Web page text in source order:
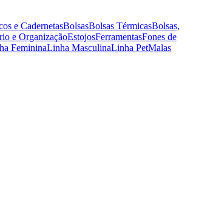
e CadernetasBolsasBolsas TérmicasBolsas,
e OrganizaçãoEstojosFerramentasFones de
FemininaLinha MasculinaLinha PetMalas